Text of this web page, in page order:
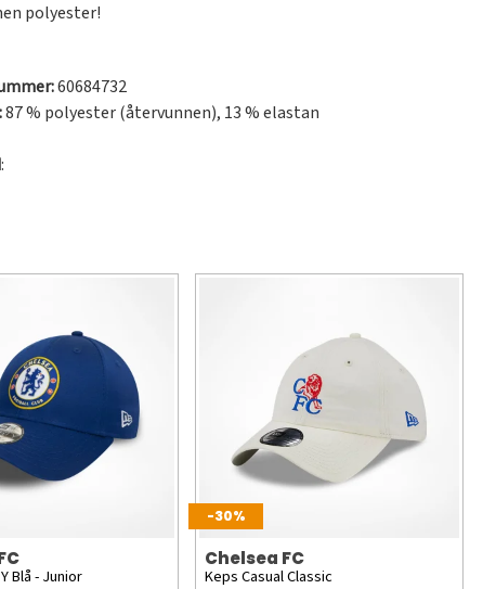
polyester!
60684732
87 % polyester (återvunnen), 13 % elastan
:
Blå - Junior
-30%
Chelsea FC
Keps Casual Classic